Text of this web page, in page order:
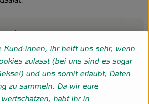
Kund:innen, ihr helft uns sehr, wenn
zulasst (bei uns sind es sogar
und uns somit erlaubt, Daten
zu sammeln. Da wir eure
habt ihr in